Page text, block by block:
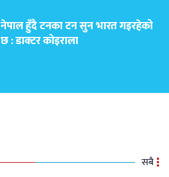
नेपाल हुँदै टनका टन सुन भारत गइरहेको
छ : डाक्टर कोइराला
सबै